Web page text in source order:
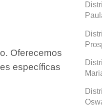
Oferecemos
específicas